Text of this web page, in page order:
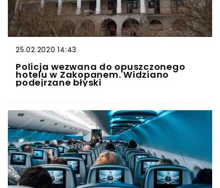
25.02.2020 14:43
Policja wezwana do opuszczonego
hotelu w Zakopanem. Widziano
podejrzane błyski